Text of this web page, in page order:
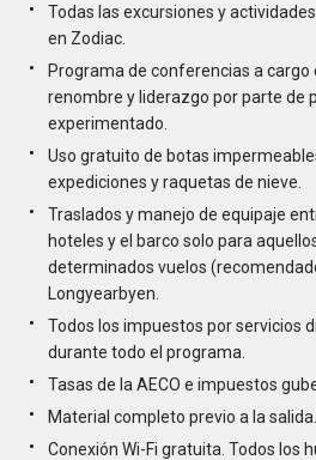
Todas las excursiones y
en Zodiac.
Programa de conferencias a cargo
renombre y liderazgo por parte de
experimentado.
Uso gratuito de botas
expediciones y raquetas de nieve.
Traslados y manejo de equipaje
hoteles y el barco solo para
determinados vuelos
Longyearbyen.
Todos los impuestos por servicios
durante todo el programa.
Tasas de la AECO e impuestos
Material completo previo a la salida.
Conexión Wi-Fi gratuita. Todos los